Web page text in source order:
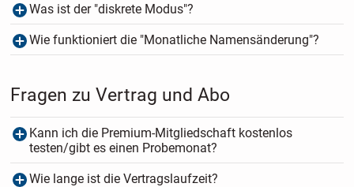
Was ist der "diskrete Modus"?
Wie funktioniert die "Monatliche Namensänderung"?
Fragen zu Vertrag und Abo
Kann ich die Premium-Mitgliedschaft kostenlos
testen/gibt es einen Probemonat?
Wie lange ist die Vertragslaufzeit?